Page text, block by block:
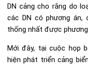
DN cảng cho rằng do
các DN có phương án,
thống nhất được
Mới đây, tại cuộc họp
hiện phát triển cảng